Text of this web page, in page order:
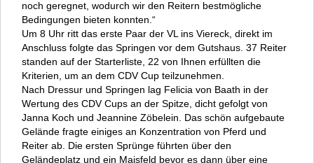
noch geregnet, wodurch wir den Reitern bestmögliche
Bedingungen bieten konnten.“
Um 8 Uhr ritt das erste Paar der VL ins Viereck, direkt im
Anschluss folgte das Springen vor dem Gutshaus. 37 Reiter
standen auf der Starterliste, 22 von Ihnen erfüllten die
Kriterien, um an dem CDV Cup teilzunehmen.
Nach Dressur und Springen lag Felicia von Baath in der
Wertung des CDV Cups an der Spitze, dicht gefolgt von
Janna Koch und Jeannine Zöbelein. Das schön aufgebaute
Gelände fragte einiges an Konzentration von Pferd und
Reiter ab. Die ersten Sprünge führten über den
Geländeplatz und ein Maisfeld bevor es dann über eine